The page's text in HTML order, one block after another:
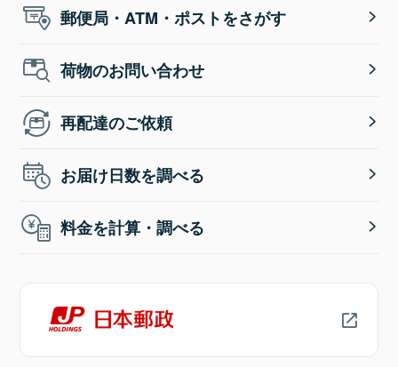
郵便局・ATM・ポストをさがす
荷物のお問い合わせ
再配達のご依頼
お届け日数を調べる
料金を計算・調べる